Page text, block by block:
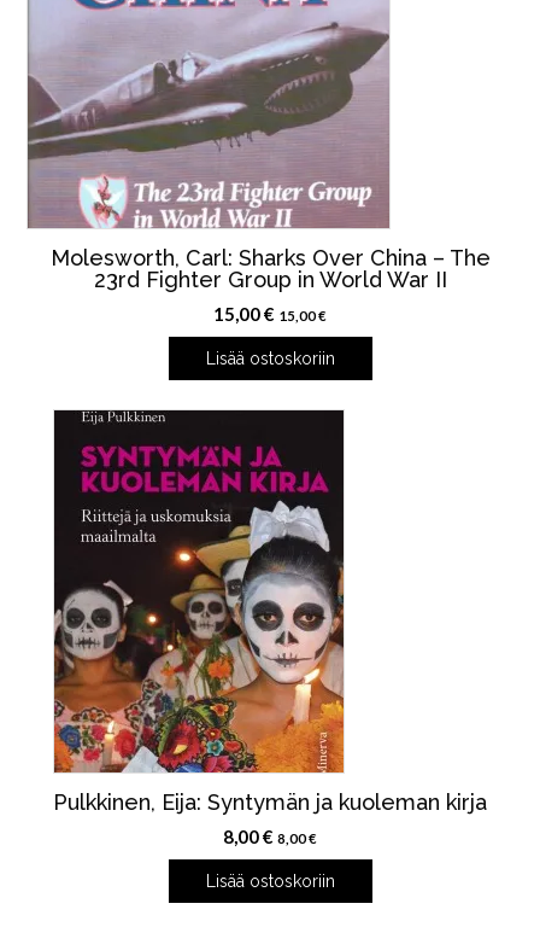
Molesworth, Carl: Sharks Over China – The
23rd Fighter Group in World War II
15,00€ 15,00€
Lisää ostoskoriin
Pulkkinen, Eija: Syntymän ja kuoleman kirja
8,00€ 8,00€
Lisää ostoskoriin